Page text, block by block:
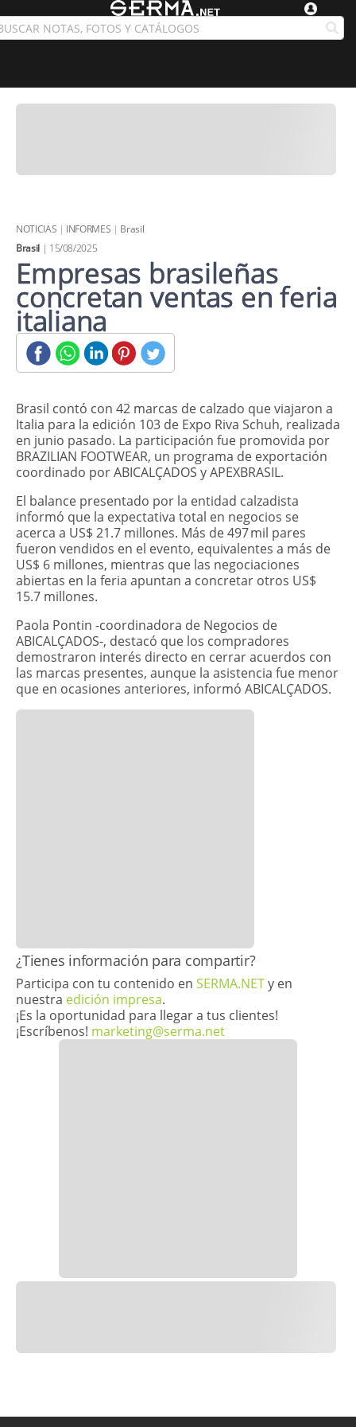
NOTICIAS | INFORMES | Brasil
Brasil| 15/08/2025
Empresas brasileñas
concretan ventas en feria
italiana
Brasil contó con 42 marcas de calzado que viajaron a
Italia para la edición 103 de Expo Riva Schuh, realizada
en junio pasado. La participación fue promovida por
BRAZILIAN FOOTWEAR, un programa de exportación
coordinado por ABICALÇADOS y APEXBRASIL.
El balance presentado por la entidad calzadista
informó que la expectativa total en negocios se
acerca a US$ 21.7 millones. Más de 497 mil pares
fueron vendidos en el evento, equivalentes a más de
US$ 6 millones, mientras que las negociaciones
abiertas en la feria apuntan a concretar otros US$
15.7 millones.
Paola Pontin -coordinadora de Negocios de
ABICALÇADOS-, destacó que los compradores
demostraron interés directo en cerrar acuerdos con
las marcas presentes, aunque la asistencia fue menor
que en ocasiones anteriores, informó ABICALÇADOS.
​¿Tienes información para compartir?
Participa con tu contenido en SERMA.NETy en
nuestra edición impresa.
¡Es la oportunidad para llegar a tus clientes!
¡Escríbenos! marketing@serma.net